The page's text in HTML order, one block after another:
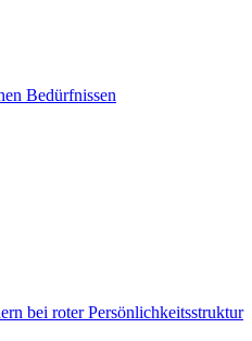
Bedürfnissen
bei roter Persönlichkeitsstruktur